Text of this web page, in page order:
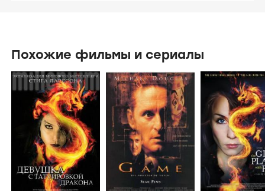
ПОДБОРКИ
Трент Резнор и Аттикус Росс записали
новую версию музыкальной темы
«Хэллоуина»
13 октября 2017